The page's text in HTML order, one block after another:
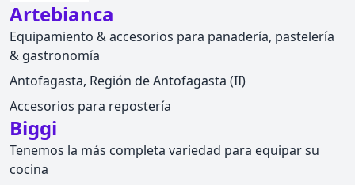
Artebianca
Equipamiento & accesorios para panadería, pastelería
& gastronomía
Antofagasta, Región de Antofagasta (II)
Accesorios para repostería
Biggi
Tenemos la más completa variedad para equipar su
cocina